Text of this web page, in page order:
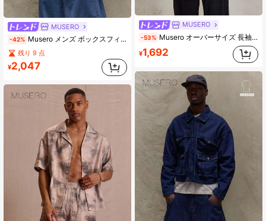
MUSERO
-42% Musero メンズ ボックスフィット ボタン付き デニムジャケット 冬用
残り 9 点
¥2,047
MUSERO
-53% Musero オーバーサイズ 長袖デニムシャツ フラップポケット ボタン留め 隠しプラケット トップス ジーンズシャツ エッセンシャルズ 春夏
¥1,692